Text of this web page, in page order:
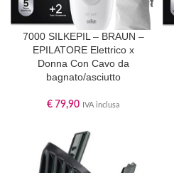
7000 SILKEPIL – BRAUN –
EPILATORE Elettrico x
Donna Con Cavo da
bagnato/asciutto
€ 79,90 IVA inclusa